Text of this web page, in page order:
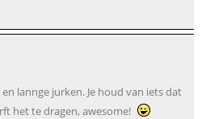
lannge jurken. Je houd van iets dat
het te dragen, awesome!